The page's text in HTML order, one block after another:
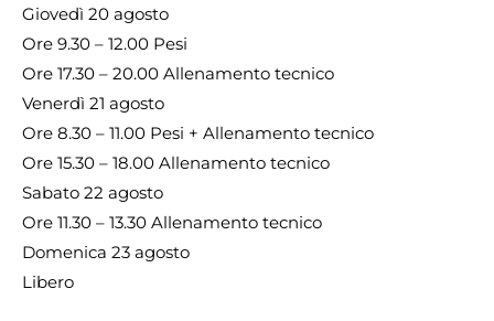
Giovedì 20 agosto
Ore 9.30 – 12.00 Pesi
Ore 17.30 – 20.00 Allenamento tecnico
Venerdì 21 agosto
Ore 8.30 – 11.00 Pesi + Allenamento tecnico
Ore 15.30 – 18.00 Allenamento tecnico
Sabato 22 agosto
Ore 11.30 – 13.30 Allenamento tecnico
Domenica 23 agosto
Libero